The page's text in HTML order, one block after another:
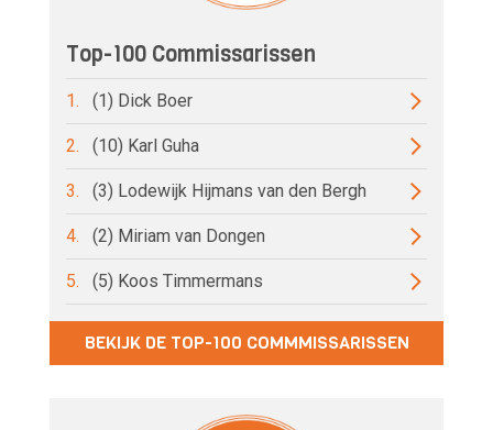
Top-100 Commissarissen
1. (1) Dick Boer
2. (10) Karl Guha
3. (3) Lodewijk Hijmans van den Bergh
4. (2) Miriam van Dongen
5. (5) Koos Timmermans
BEKIJK DE TOP-100 COMMMISSARISSEN